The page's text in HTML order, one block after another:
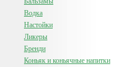
Водка
Настойки
Ликеры
Бренди
Коньяк и коньячные напитки